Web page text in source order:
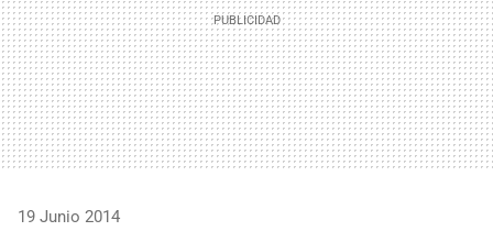
19 Junio 2014